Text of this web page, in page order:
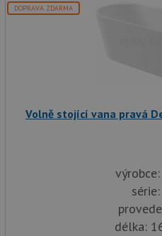
DOPRAVA ZDARMA
Volně stojící vana pravá
délka: